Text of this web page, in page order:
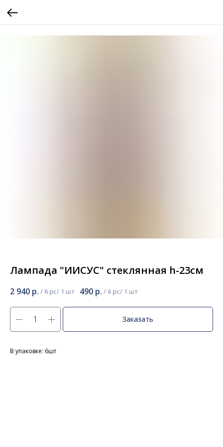
Лампада "ИИСУС" стеклянная h-23см
2 940 р. / 6 pc 490 р. / 6 pc
Заказать
В упаковке: 6шт